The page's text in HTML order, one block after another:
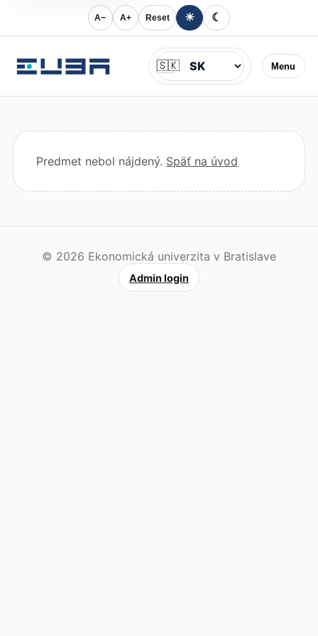
A− A+ Reset ☀ ☾
Menu
Jazyk
🇸🇰
Predmet nebol nájdený. Späť na úvod
© 2026 Ekonomická univerzita v Bratislave
Admin login